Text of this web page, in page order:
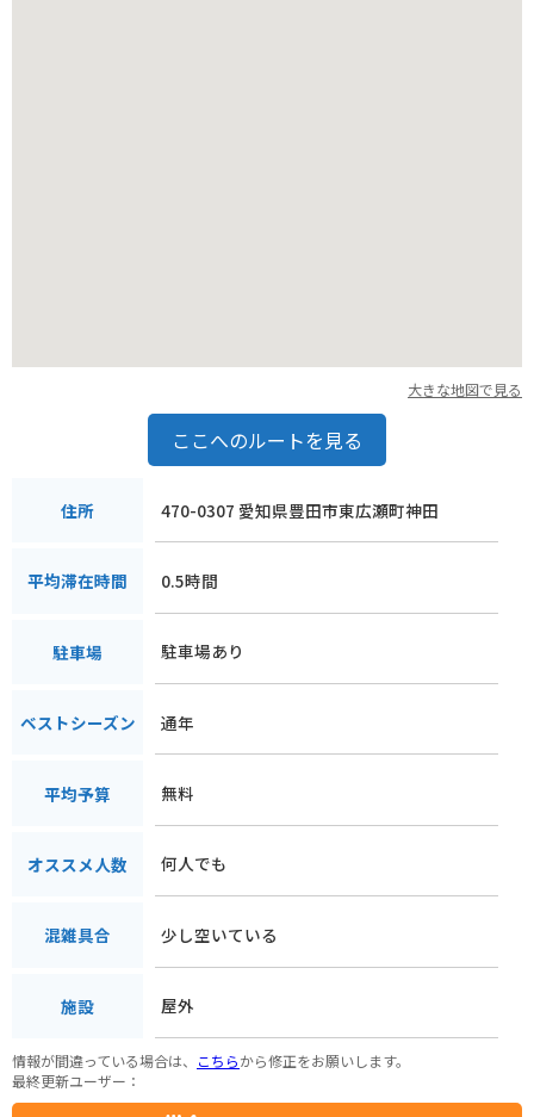
大きな地図で見る
ここへのルートを見る
住所 470-0307 愛知県豊田市東広瀬町神田
平均滞在時間 0.5時間
駐車場 駐車場あり
ベストシーズン 通年
平均予算 無料
オススメ人数 何人でも
混雑具合 少し空いている
施設 屋外
情報が間違っている場合は、 こちらから修正をお願いします。
最終更新ユーザー：